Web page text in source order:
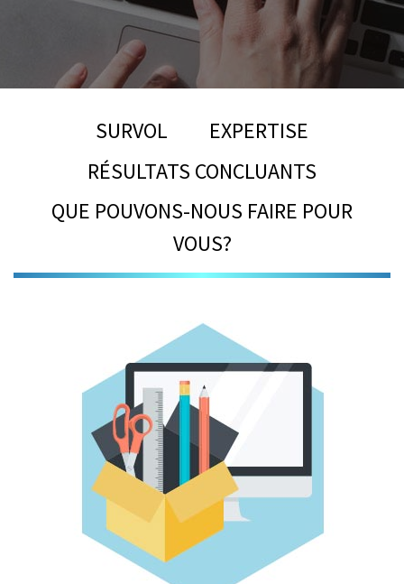
SURVOL
EXPERTISE
RÉSULTATS CONCLUANTS
QUE POUVONS-NOUS FAIRE POUR
VOUS?